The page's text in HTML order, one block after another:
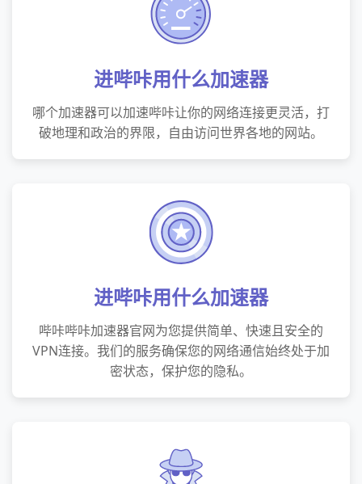
进哔咔用什么加速器
哪个加速器可以加速哔咔让你的网络连接更灵活，打
破地理和政治的界限，自由访问世界各地的网站。
进哔咔用什么加速器
哔咔哔咔加速器官网为您提供简单、快速且安全的
VPN连接。我们的服务确保您的网络通信始终处于加
密状态，保护您的隐私。